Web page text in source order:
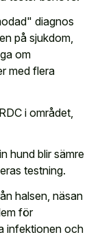
diagnos
på sjukdom,
om
med flera
i området,
hund blir sämre
testning.
halsen, näsan
för
infektionen och